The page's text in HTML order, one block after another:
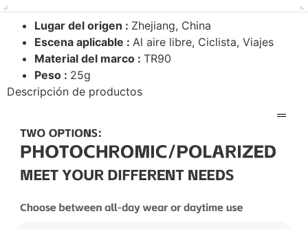
Lugar del origen : Zhejiang, China
Escena aplicable : Al aire libre, Ciclista, Viajes
Material del marco : TR90
Peso : 25g
Descripción de productos